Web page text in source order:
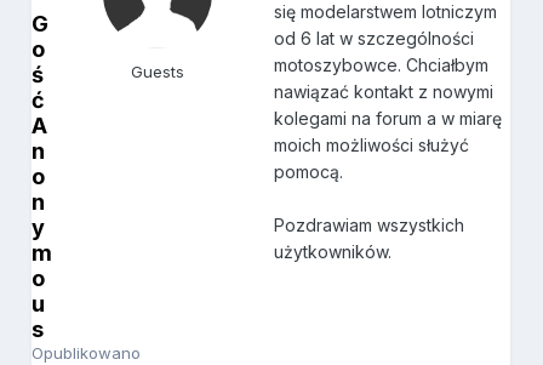
G
o
ś
ć
A
n
o
n
y
m
o
u
s
Opublikowano
Guests
się modelarstwem lotniczym
od 6 lat w szczególności
motoszybowce. Chciałbym
nawiązać kontakt z nowymi
kolegami na forum a w miarę
moich możliwości służyć
pomocą.
Pozdrawiam wszystkich
użytkowników.